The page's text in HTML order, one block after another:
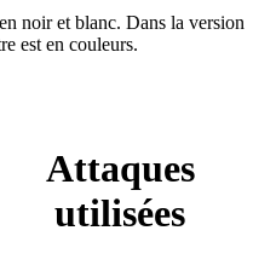
noir et blanc. Dans la version
est en couleurs.
Attaques
utilisées